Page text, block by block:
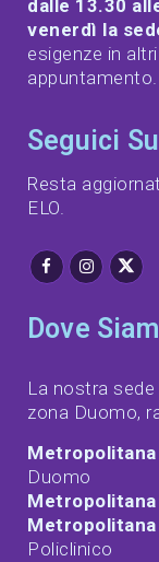
dalle 13.30
venerdì la
esigenze in
appuntamento.
Seguici
Resta
ELO.
Dove
La nostra
zona Duomo,
Metropolitana
Duomo
Metropolitana
Metropolitana
Policlinico